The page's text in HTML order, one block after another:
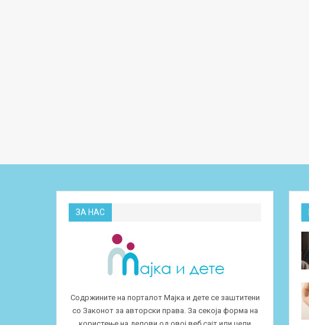
ЗА НАС
Содржините на порталот Мајка и дете се заштитени
со Законот за авторски права. За секоја форма на